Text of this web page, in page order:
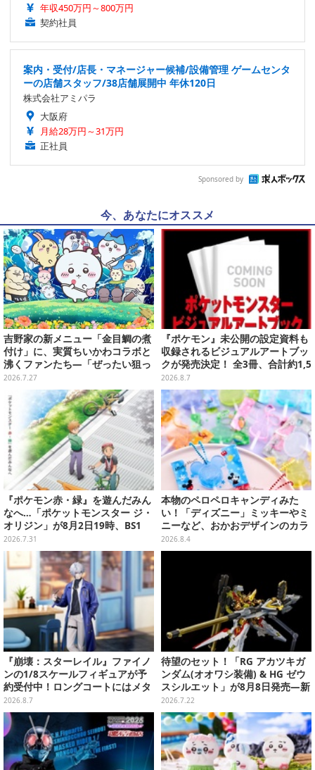
年収450万円～800万円
契約社員
案内・受付/店長・マネージャー候補/設備管理 ゲームセンタ
ーの店舗スタッフ/38店舗展開中 年休120日
株式会社アミパラ
大阪府
月給28万円～31万円
正社員
Sponsored by
今、あなたにオススメ
吉野家の新メニュー「金目鯛の煮
付け」に、実質ちいかわコラボと
沸くファンたち―「ぜったい狙っ
ただろ！」「映画公開のタイミン
グで妙だな？」
2026.7.27
『ポケモン』未公開の設定資料も
収録されるビジュアルアートブッ
クが発売決定！ 全3冊、合計約1,5
00ページの大ボリュームでシリー
ズ30年を振り返る
2026.8.7
『ポケモン赤・緑』を遊んだみん
なへ…「ポケットモンスター ジ・
オリジン」が8月2日19時、BS1
2・日曜アニメ劇場で放送！
2026.7.31
本物のペロペロキャンディみた
い！「ディズニー」ミッキーやミ
ニーなど、おかおデザインのカラ
フルチャーム全10種が8月31日発
売
2026.8.4
『崩壊：スターレイル』ファイノ
ンの1/8スケールフィギュアが予
約受付中！ロングコートにはメタ
リック塗装を施し、高級感を演出
2026.8.7
待望のセット！「RG アカツキガ
ンダム(オオワシ装備) & HG ゼウ
スシルエット」が8月8日発売―新
規造形の股関節強化パーツも付属
2026.7.22